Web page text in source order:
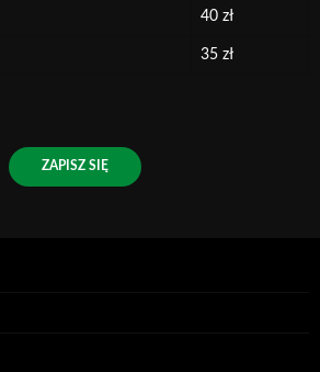
40 zł
35 zł
ZAPISZ SIĘ